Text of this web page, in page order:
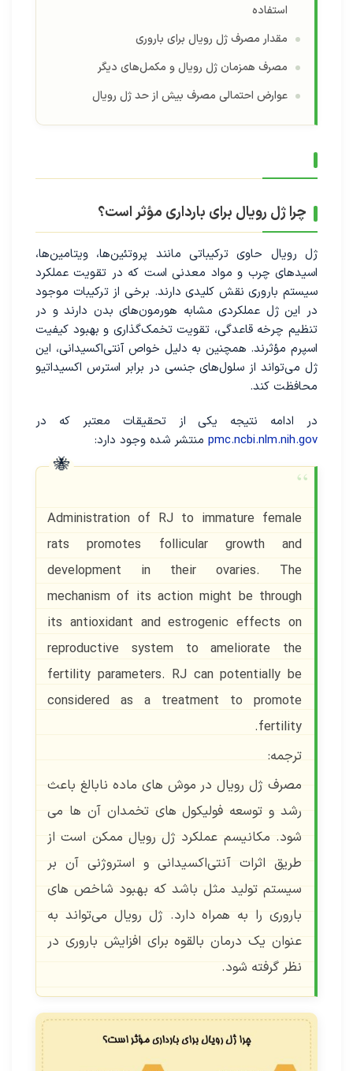
استفاده
مقدار مصرف ژل رویال برای باروری
مصرف همزمان ژل رویال و مکمل‌های دیگر
عوارض احتمالی مصرف بیش از حد ژل رویال
چرا ژل رویال برای بارداری مؤثر است؟
ژل رویال حاوی ترکیباتی مانند پروتئین‌ها، ویتامین‌ها،
اسیدهای چرب و مواد معدنی است که در تقویت عملکرد
سیستم باروری نقش کلیدی دارند. برخی از ترکیبات موجود
در این ژل عملکردی مشابه هورمون‌های بدن دارند و در
تنظیم چرخه قاعدگی، تقویت تخمک‌گذاری و بهبود کیفیت
اسپرم مؤثرند. همچنین به دلیل خواص آنتی‌اکسیدانی، این
ژل می‌تواند از سلول‌های جنسی در برابر استرس اکسیداتیو
محافظت کند.
در ادامه نتیجه یکی از تحقیقات معتبر که در
pmc.ncbi.nlm.nih.gov منتشر شده وجود دارد:
Administration of RJ to immature female
rats promotes follicular growth and
development in their ovaries. The
mechanism of its action might be through
its antioxidant and estrogenic effects on
reproductive system to ameliorate the
fertility parameters. RJ can potentially be
considered as a treatment to promote
fertility.
ترجمه:
مصرف ژل رویال در موش‌ های ماده نابالغ باعث
رشد و توسعه فولیکول های تخمدان آن ها می
شود. مکانیسم عملکرد ژل رویال ممکن است از
طریق اثرات آنتی‌اکسیدانی و استروژنی آن بر
سیستم تولید مثل باشد که بهبود شاخص های
باروری را به همراه دارد. ژل رویال می‌تواند به
عنوان یک درمان بالقوه برای افزایش باروری در
نظر گرفته شود.